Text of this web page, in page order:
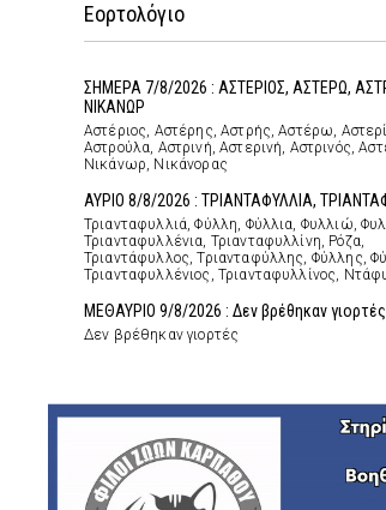
Εορτολόγιο
ΣΗΜΕΡΑ 7/8/2026 : ΑΣΤΕΡΙΟΣ, ΑΣΤΕΡΩ,
ΝΙΚΑΝΩΡ
Αστέριος, Αστέρης, Αστρής, Αστέρω,
Αστρούλα, Αστρινή, Αστερινή, Αστρινός,
Νικάνωρ, Νικάνορας
ΑΥΡΙΟ 8/8/2026 : ΤΡΙΑΝΤΑΦΥΛΛΙΑ,
Τριανταφυλλιά, Φύλλη, Φύλλια, Φυλλιώ,
Τριανταφυλλένια, Τριανταφυλλίνη, Ρόζα,
Τριαντάφυλλος, Τριανταφύλλης, Φύλλης,
Τριανταφυλλένιος, Τριανταφυλλίνος,
ΜΕΘΑΥΡΙΟ 9/8/2026 : Δεν βρέθηκαν γιορτές
Δεν βρέθηκαν γιορτές